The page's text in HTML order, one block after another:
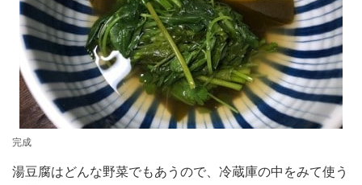
完成
湯豆腐はどんな野菜でもあうので、冷蔵庫の中をみて使う